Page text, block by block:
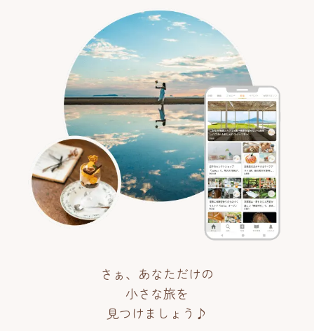
さぁ、あなただけの
小さな旅を
見つけましょう♪